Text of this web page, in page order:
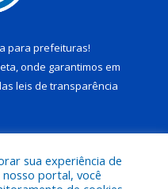
para prefeituras!
onde garantimos em
leis de transparência
sua experiência de
portal, você